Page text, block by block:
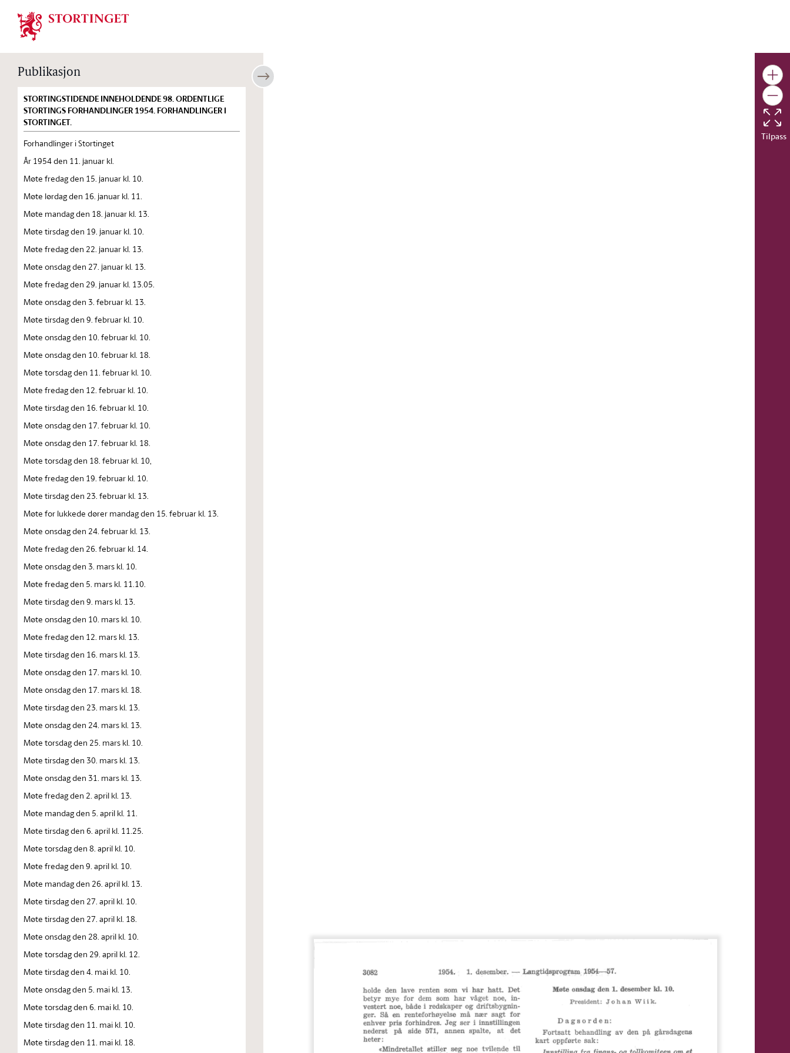
Stortinget.no
Publikasjon
STORTINGSTIDENDE INNEHOLDENDE 98. ORDENTLIGE
STORTINGS FORHANDLINGER 1954. FORHANDLINGER I
STORTINGET.
Forhandlinger i Stortinget
År 1954 den 11. januar kl.
Møte fredag den 15. januar kl. 10.
Møte lørdag den 16. januar kl. 11.
Møte mandag den 18. januar kl. 13.
Møte tirsdag den 19. januar kl. 10.
Møte fredag den 22. januar kl. 13.
Møte onsdag den 27. januar kl. 13.
Møte fredag den 29. januar kl. 13.05.
Møte onsdag den 3. februar kl. 13.
Møte tirsdag den 9. februar kl. 10.
Møte onsdag den 10. februar kl. 10.
Møte onsdag den 10. februar kl. 18.
Møte torsdag den 11. februar kl. 10.
Møte fredag den 12. februar kl. 10.
Møte tirsdag den 16. februar kl. 10.
Møte onsdag den 17. februar kl. 10.
Møte onsdag den 17. februar kl. 18.
Møte torsdag den 18. februar kl. 10,
Møte fredag den 19. februar kl. 10.
Møte tirsdag den 23. februar kl. 13.
Møte for lukkede dører mandag den 15. februar kl. 13.
Møte onsdag den 24. februar kl. 13.
Møte fredag den 26. februar kl. 14.
Møte onsdag den 3. mars kl. 10.
Møte fredag den 5. mars kl. 11.10.
Møte tirsdag den 9. mars kl. 13.
Møte onsdag den 10. mars kl. 10.
Møte fredag den 12. mars kl. 13.
Møte tirsdag den 16. mars kl. 13.
Møte onsdag den 17. mars kl. 10.
Møte onsdag den 17. mars kl. 18.
Møte tirsdag den 23. mars kl. 13.
Møte onsdag den 24. mars kl. 13.
Møte torsdag den 25. mars kl. 10.
Møte tirsdag den 30. mars kl. 13.
Møte onsdag den 31. mars kl. 13.
Møte fredag den 2. april kl. 13.
Møte mandag den 5. april kl. 11.
Møte tirsdag den 6. april kl. 11.25.
Møte torsdag den 8. april kl. 10.
Møte fredag den 9. april kl. 10.
Møte mandag den 26. april kl. 13.
Møte tirsdag den 27. april kl. 10.
Møte tirsdag den 27. april kl. 18.
Møte onsdag den 28. april kl. 10.
Møte torsdag den 29. april kl. 12.
Møte tirsdag den 4. mai kl. 10.
Møte onsdag den 5. mai kl. 13.
Møte torsdag den 6. mai kl. 10.
Møte tirsdag den 11. mai kl. 10.
Møte tirsdag den 11. mai kl. 18.